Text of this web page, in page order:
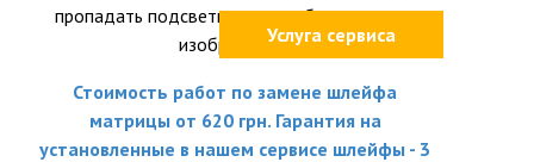
Услуга сервиса
пропадать подсветка или вообще исчезать
изображение.
Стоимость работ по замене шлейфа
матрицы от 620 грн. Гарантия на
установленные в нашем сервисе шлейфы - 3